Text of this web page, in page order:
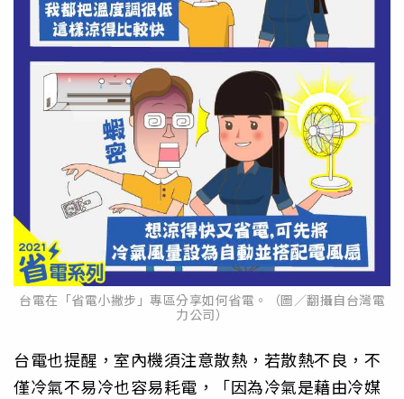
台電在「省電小撇步」專區分享如何省電。（圖／翻攝自台灣電
力公司）
台電也提醒，室內機須注意散熱，若散熱不良，不
僅冷氣不易冷也容易耗電，「因為冷氣是藉由冷媒